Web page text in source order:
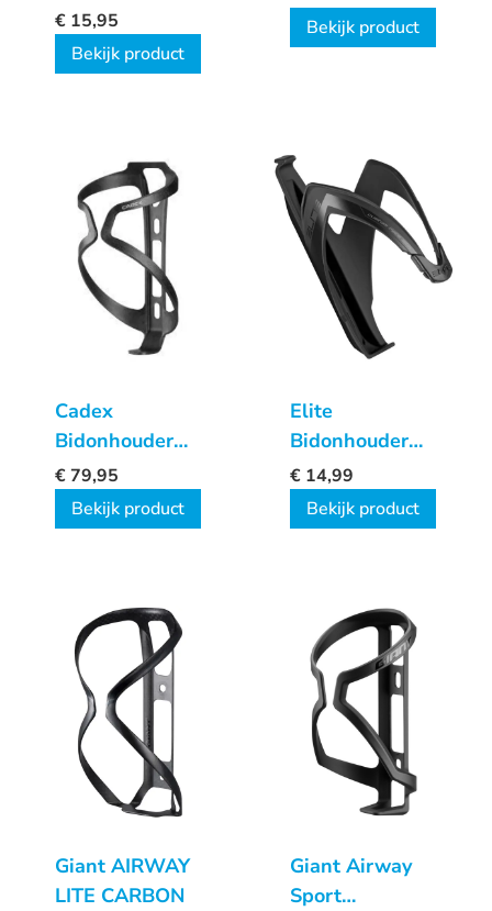
DualAttack
€ 15,95
Bekijk product
Bekijk product
Cadex
Bidonhouder
Carbon
€79,95
Bekijk product
Elite
Bidonhouder
Custom Race
€ 14,99
Bekijk product
Giant AIRWAY
LITE CARBON
Giant Airway
Sport